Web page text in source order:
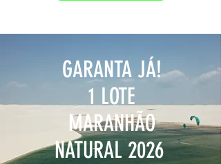
GARANTA JÁ!
1 LOTE
MARANHÃO
NATURAL 2026